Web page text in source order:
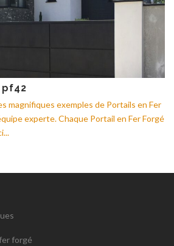
magnifiques exemples de Portails en Fer
experte. Chaque Portail en Fer Forgé
forgé